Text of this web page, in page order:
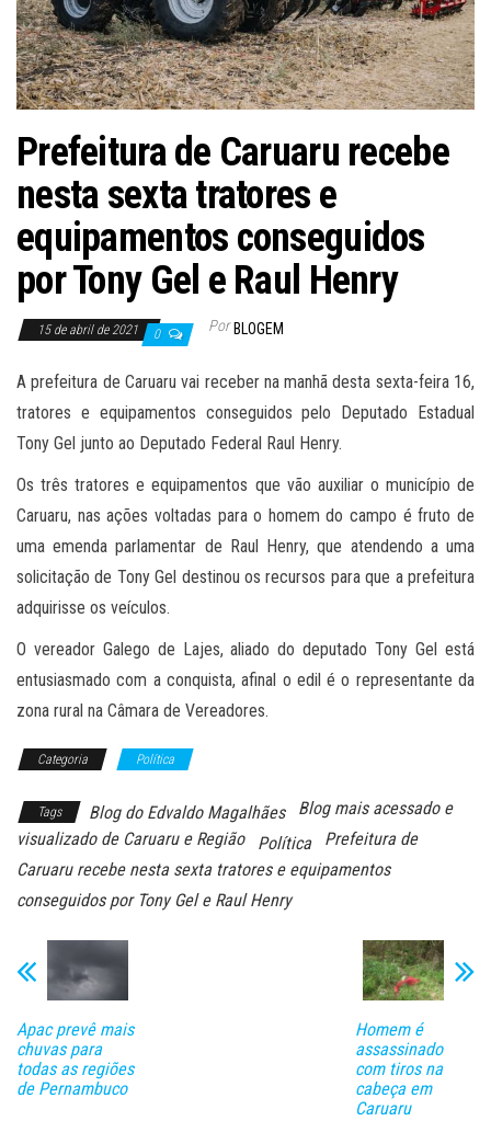
Prefeitura de Caruaru recebe
nesta sexta tratores e
equipamentos conseguidos
por Tony Gel e Raul Henry
15 de abril de 2021 0 Por BLOGEM
A prefeitura de Caruaru vai receber na manhã desta sexta-feira 16,
tratores e equipamentos conseguidos pelo Deputado Estadual
Tony Gel junto ao Deputado Federal Raul Henry.
Os três tratores e equipamentos que vão auxiliar o município de
Caruaru, nas ações voltadas para o homem do campo é fruto de
uma emenda parlamentar de Raul Henry, que atendendo a uma
solicitação de Tony Gel destinou os recursos para que a prefeitura
adquirisse os veículos.
O vereador Galego de Lajes, aliado do deputado Tony Gel está
entusiasmado com a conquista, afinal o edil é o representante da
zona rural na Câmara de Vereadores.
Categoria Política
Tags Blog do Edvaldo Magalhães
Blog mais acessado e
visualizado de Caruaru e Região
Política
Prefeitura de
Caruaru recebe nesta sexta tratores e equipamentos
conseguidos por Tony Gel e Raul Henry
Apac prevê mais
chuvas para
todas as regiões
de Pernambuco
Homem é
assassinado
com tiros na
cabeça em
Caruaru